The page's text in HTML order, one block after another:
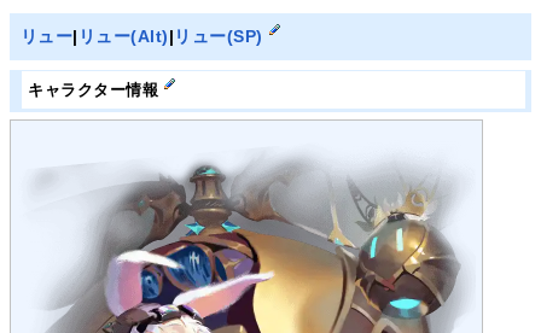
リュー| リュー(Alt)| リュー(SP)
キャラクター情報